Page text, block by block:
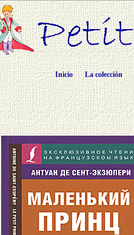
Inicio La colección